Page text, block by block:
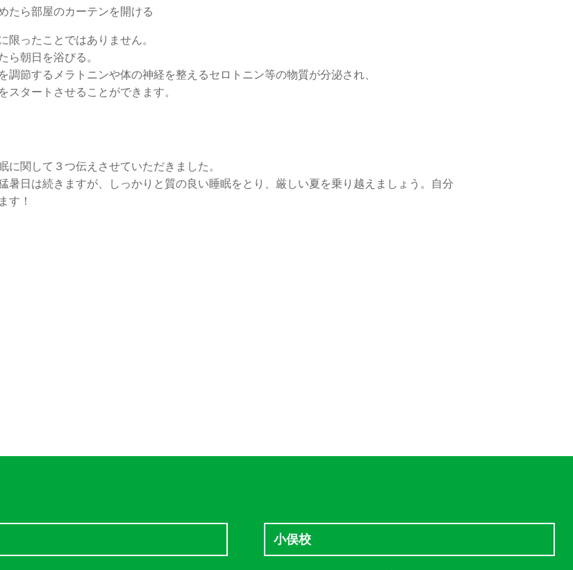
たら部屋のカーテンを開ける
限ったことではありません。
ら朝日を浴びる。
調節するメラトニンや体の神経を整えるセロトニン等の物質が分泌され、
スタートさせることができます。
に関して３つ伝えさせていただきました。
暑日は続きますが、しっかりと質の良い睡眠をとり、厳しい夏を乗り越えましょう。自分
す！
小俣校